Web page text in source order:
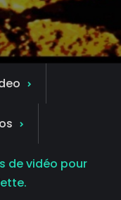
de vidéo pour